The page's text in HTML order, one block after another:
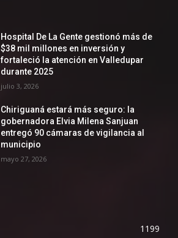
Hospital De La Gente gestionó más de
$38 mil millones en inversión y
fortaleció la atención en Valledupar
durante 2025
julio 3, 2026
Chiriguaná estará más seguro: la
gobernadora Elvia Milena Sanjuan
entregó 90 cámaras de vigilancia al
municipio
mayo 27, 2026
1199